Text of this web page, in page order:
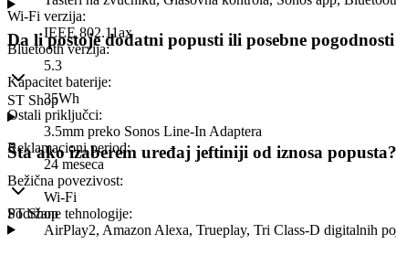
Wi-Fi verzija:
IEEE 802.11ax
Bluetooth verzija:
5.3
Kapacitet baterije:
35Wh
Ostali priključci:
3.5mm preko Sonos Line-In Adaptera
Reklamacioni period:
24 meseca
Bežična povezivost:
Wi-Fi
Podržane tehnologije:
AirPlay2, Amazon Alexa, Trueplay, Tri Class-D digitalnih
Da li postoje dodatni popusti ili posebne
ST Shop
Šta ako izaberem uređaj jeftiniji od iznosa popusta?
ST Shop